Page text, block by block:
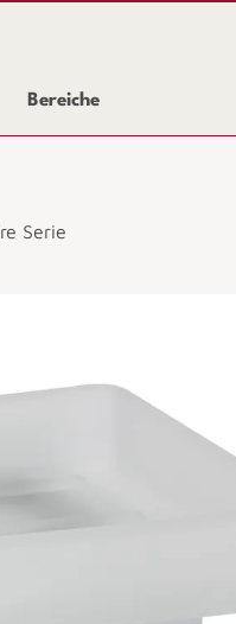
Bereiche
Serie